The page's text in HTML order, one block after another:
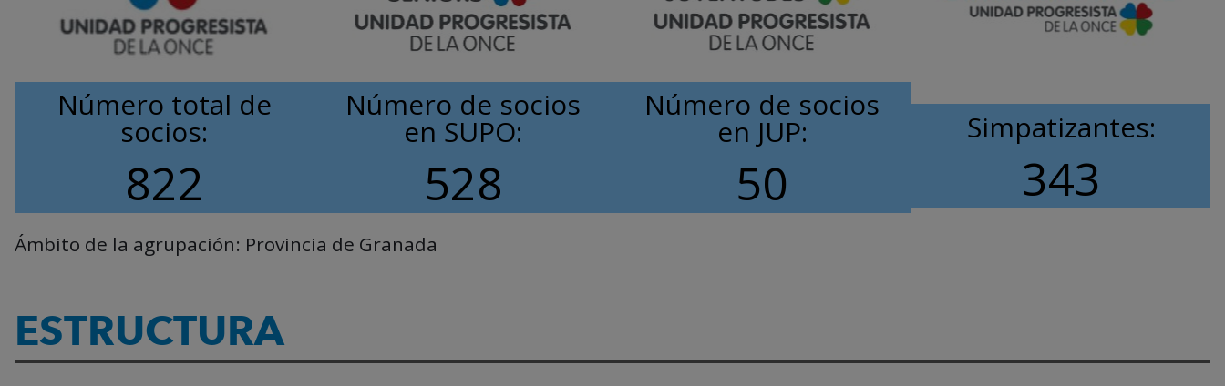
Número total de
socios:
822
Número de socios
en SUPO:
528
Número de socios
en JUP:
50
Simpatizantes:
343
Ámbito de la agrupación: Provincia de Granada
ESTRUCTURA